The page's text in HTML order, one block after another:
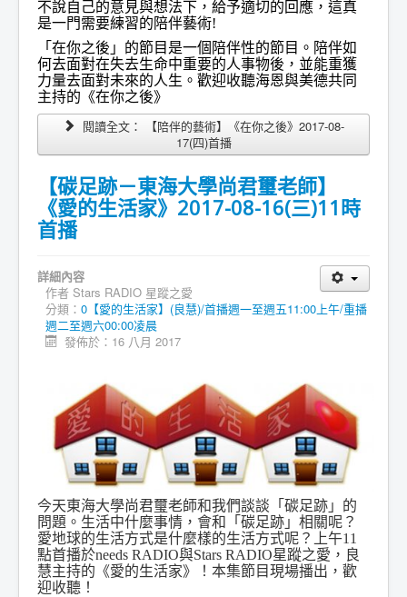
不說自己的意見與想法下，給予適切的回應，這真
是一門需要練習的陪伴藝術!
「在你之後」的節目是一個陪伴性的節目。陪伴如
何去面對在失去生命中重要的人事物後，並能重獲
力量去面對未來的人生。歡迎收聽海恩與美德共同
主持的《在你之後》
閱讀全文： 【陪伴的藝術】《在你之後》2017-08-
17(四)首播
【碳足跡－東海大學尚君璽老師】
《愛的生活家》2017-08-16(三)11時
首播
詳細內容
作者 Stars RADIO 星蹤之愛
分類： 0【愛的生活家】(良慧)/首播週一至週五11:00上午/重播
週二至週六00:00凌晨
發佈於：16 八月 2017
今天東海大學尚君璽老師和我們談談「碳足跡」的
問題。生活中什麼事情，會和「碳足跡」相關呢？
愛地球的生活方式是什麼樣的生活方式呢？上午11
點首播於needs RADIO與Stars RADIO星蹤之愛，良
慧主持的《愛的生活家》！本集節目現場播出，歡
迎收聽！